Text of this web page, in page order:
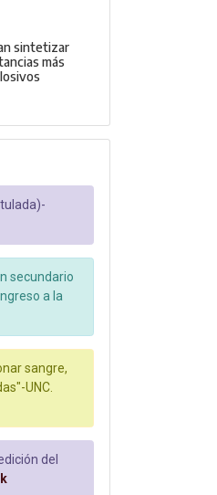
sintetizar
más
secundario
a la
sangre,
UNC.
del